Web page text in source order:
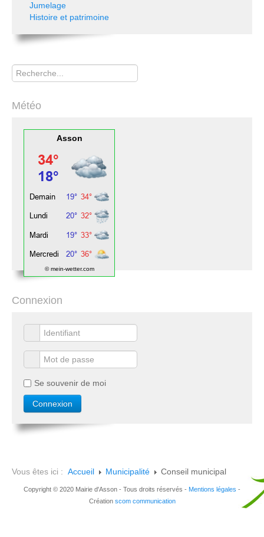
Jumelage
Histoire et patrimoine
Rechercher
Météo
Asson
© mein-wetter.com
Connexion
Se souvenir de moi
Vous êtes ici : Accueil Municipalité Conseil municipal
Copyright © 2020 Mairie d'Asson - Tous droits réservés - Mentions légales -
Création scom communication